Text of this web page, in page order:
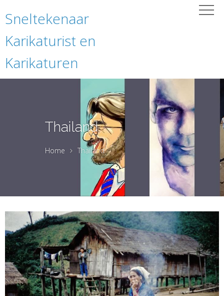
Sneltekenaar
Karikaturist en
Karikaturen
Thailand
Home Thailand